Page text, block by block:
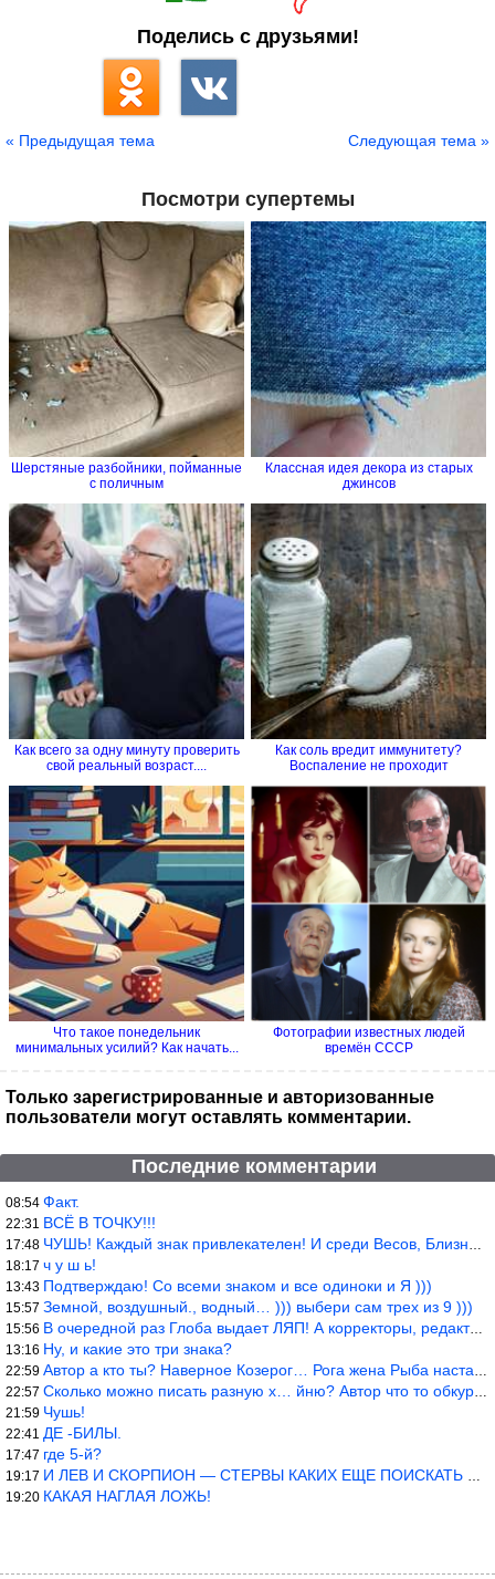
Поделись с друзьями!
« Предыдущая тема Следующая тема »
Посмотри супертемы
Шерстяные разбойники, пойманные
с поличным
Классная идея декора из старых
джинсов
Как всего за одну минуту проверить
свой реальный возраст....
Как соль вредит иммунитету?
Воспаление не проходит
Что такое понедельник
минимальных усилий? Как начать...
Фотографии известных людей
времён СССР
Только зарегистрированные и авторизованные
пользователи могут оставлять комментарии.
Последние комментарии
08:54 Факт.
22:31 ВСЁ В ТОЧКУ!!!
17:48 ЧУШЬ! Каждый знак привлекателен! И среди Весов, Близнецов встреч
18:17 ч у ш ь!
13:43 Подтверждаю! Со всеми знаком и все одиноки и Я )))
15:57 Земной, воздушный., водный… ))) выбери сам трех из 9 )))
15:56 В очередной раз Глоба выдает ЛЯП! А корректоры, редакторы пропус
13:16 Ну, и какие это три знака?
22:59 Автор а кто ты? Наверное Козерог… Рога жена Рыба наставила ))
22:57 Сколько можно писать разную х… йню? Автор что то обкурился?
21:59 Чушь!
22:41 ДЕ -БИЛЫ.
17:47 где 5-й?
19:17 И ЛЕВ И СКОРПИОН — СТЕРВЫ КАКИХ ЕЩЕ ПОИСКАТЬ НАДО
19:20 КАКАЯ НАГЛАЯ ЛОЖЬ!